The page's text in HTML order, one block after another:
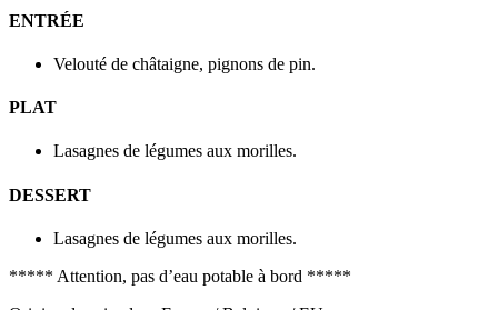
ENTRÉE
Velouté de châtaigne, pignons de pin.
PLAT
Lasagnes de légumes aux morilles.
DESSERT
Lasagnes de légumes aux morilles.
***** Attention, pas d’eau potable à bord *****